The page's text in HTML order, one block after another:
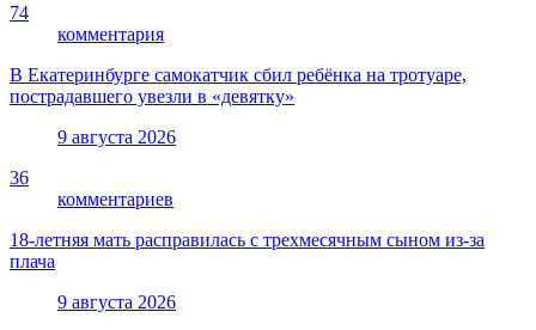
74
комментария
В Екатеринбурге самокатчик сбил ребёнка на тротуаре,
пострадавшего увезли в «девятку»
9 августа 2026
36
комментариев
18-летняя мать расправилась с трехмесячным сыном из-за
плача
9 августа 2026